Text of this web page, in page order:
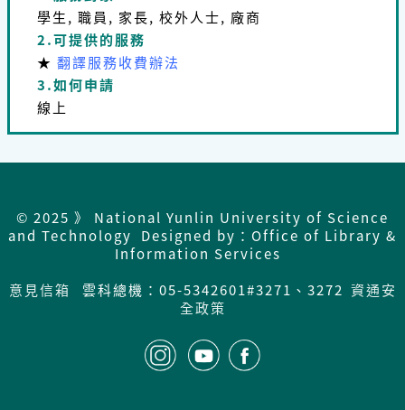
學生, 職員, 家長, 校外人士, 廠商
2.可提供的服務
★ 翻譯服務收費辦法
3.如何申請
線上
© 2025 》 National Yunlin University of Science
and Technology Designed by：Office of Library &
Information Services
意見信箱
雲科總機：05-5342601#3271、3272 資通安
全政策